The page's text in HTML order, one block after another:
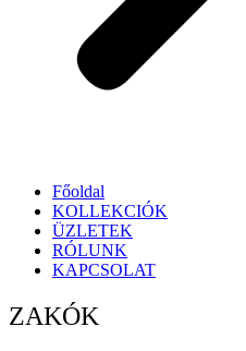
Főoldal
KOLLEKCIÓK
ÜZLETEK
RÓLUNK
KAPCSOLAT
ZAKÓK